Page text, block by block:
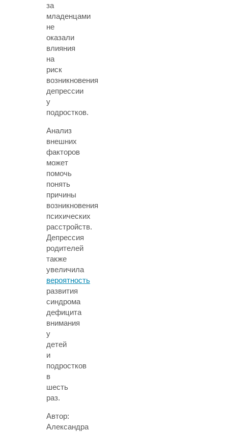
за
младенцами
не
оказали
влияния
на
риск
возникновения
депрессии
у
подростков.
Анализ
внешних
факторов
может
помочь
понять
причины
возникновения
психических
расстройств.
Депрессия
родителей
также
увеличила
вероятность
развития
синдрома
дефицита
внимания
у
детей
и
подростков
в
шесть
раз.
Автор:
Александра